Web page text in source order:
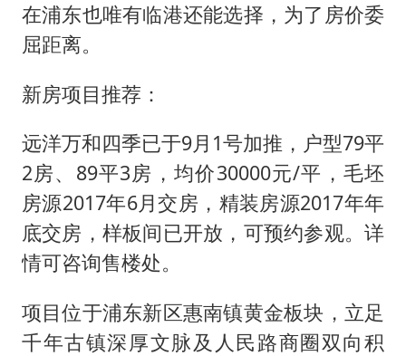
在浦东也唯有临港还能选择，为了房价委
屈距离。
新房项目推荐：
远洋万和四季已于9月1号加推，户型79平
2房、89平3房，均价30000元/平，毛坯
房源2017年6月交房，精装房源2017年年
底交房，样板间已开放，可预约参观。详
情可咨询售楼处。
项目位于浦东新区惠南镇黄金板块，立足
千年古镇深厚文脉及人民路商圈双向积